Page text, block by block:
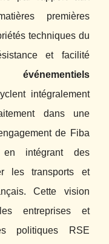
premières
techniques du
et facilité
événementiels
intégralement
dans une
de Fiba
intégrant des
les transports et
Cette vision
entreprises et
politiques RSE